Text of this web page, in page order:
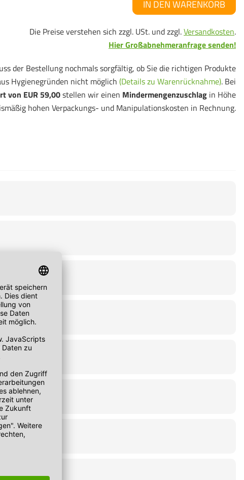
IN DEN WARENKORB
Die Preise verstehen sich zzgl. USt. und zzgl.Versandkosten.
Hier Großabnehmeranfrage senden!
der Bestellung nochmals sorgfältig, ob Sie die richtigen Produkte
Hygienegründen nicht möglich (Details zu Warenrücknahme). Bei
von EUR 59,00stellen wir einen Mindermengenzuschlag in Höhe
hohen Verpackungs- und Manipulationskosten in Rechnung.